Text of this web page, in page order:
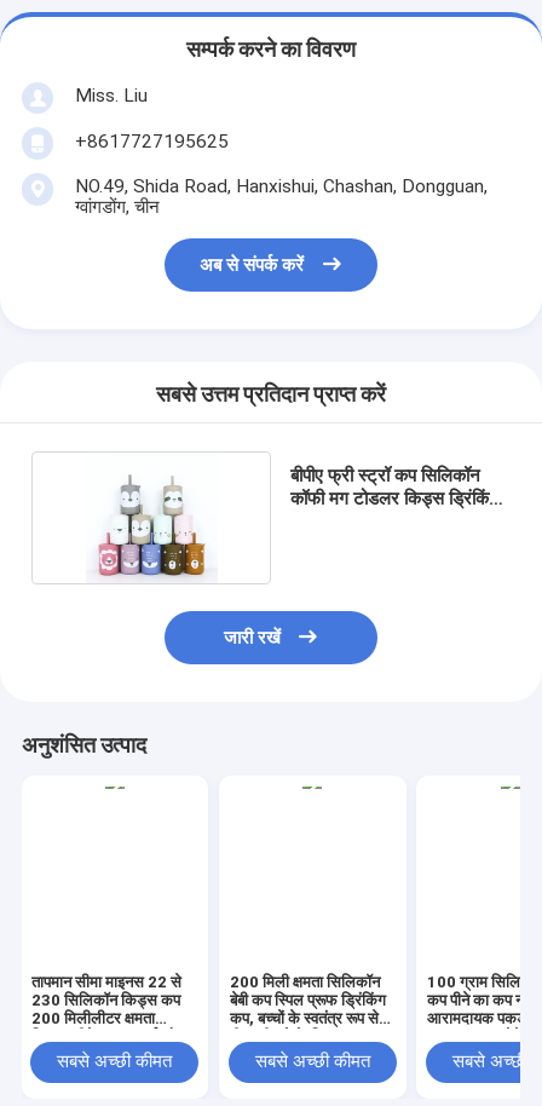
सम्पर्क करने का विवरण
Miss. Liu
+8617727195625
NO.49, Shida Road, Hanxishui, Chashan, Dongguan,
ग्वांगडोंग, चीन
अब से संपर्क करें
सबसे उत्तम प्रतिदान प्राप्त करें
बीपीए फ्री स्ट्रॉ कप सिलिकॉन
कॉफी मग टोडलर किड्स ड्रिंकिंग
जारी रखें
अनुशंसित उत्पाद
तापमान सीमा माइनस 22 से
230 सिलिकॉन किड्स कप
200 मिलीलीटर क्षमता
ठंडे पेय के लिए उपयुक्त
सबसे अच्छी कीमत
200 मिली क्षमता सिलिकॉन
बेबी कप स्पिल प्रूफ ड्रिंकिंग
कप, बच्चों के स्वतंत्र रूप से
सबसे अच्छी कीमत
100 ग्राम
कप पीने का कप नॉन
आरामदायक पकड़
पूर्वस्कूली बच्चों के
डिज़ाइन किया गया
सबसे अच्छी